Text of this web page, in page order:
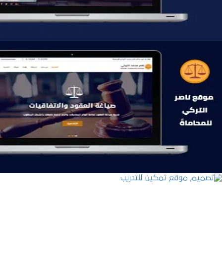
موقع ناصر التركي للمحاماة
التفاصيل